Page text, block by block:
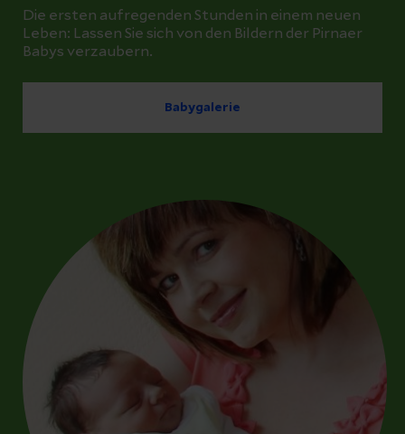
Die ersten aufregenden Stunden in einem neuen
Leben: Lassen Sie sich von den Bildern der Pirnaer
Babys verzaubern.
Babygalerie